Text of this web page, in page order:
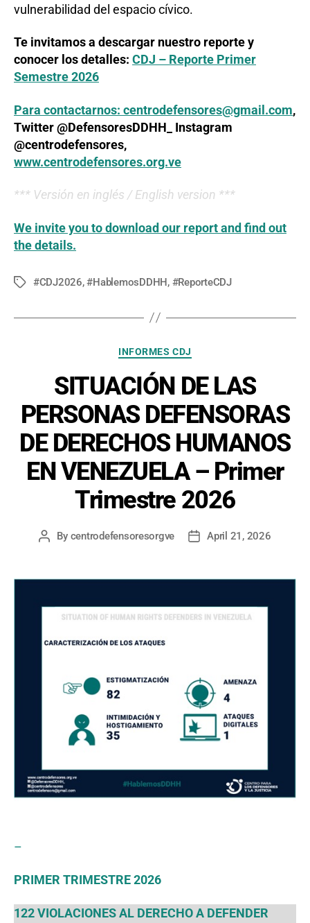
vulnerabilidad del espacio cívico.
Te invitamos a descargar nuestro reporte y
conocer los detalles: CDJ – Reporte Primer
Semestre 2026
Para contactarnos: centrodefensores@gmail.com,
Twitter @DefensoresDDHH_ Instagram
@centrodefensores,
www.centrodefensores.org.ve
*** Versión en inglés / English version ***
We invite you to download our report and find out
the details.
Tags#CDJ2026,#HablemosDDHH, #ReporteCDJ
Categories
INFORMES CDJ
SITUACIÓN DE LAS
PERSONAS DEFENSORAS
DE DERECHOS HUMANOS
EN VENEZUELA – Primer
Trimestre 2026
Post
By centrodefensoresorgve
PostApril 21, 2026
–
PRIMER TRIMESTRE 2026
122 VIOLACIONES AL DERECHO A DEFENDER